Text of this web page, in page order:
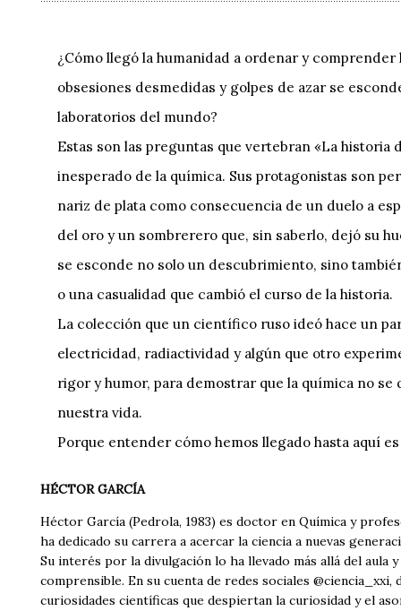
¿Cómo llegó la humanidad a ordenar y
obsesiones desmedidas y golpes de azar se
laboratorios del mundo?
Estas son las preguntas que vertebran «La
inesperado de la química. Sus protagonistas son
nariz de plata como consecuencia de un duelo a
del oro y un sombrerero que, sin saberlo, dejó su
se esconde no solo un descubrimiento, sino
o una casualidad que cambió el curso de la historia.
La colección que un científico ruso ideó hace un
electricidad, radiactividad y algún que otro
rigor y humor, para demostrar que la química no
nuestra vida.
Porque entender cómo hemos llegado hasta aquí
HÉCTOR GARCÍA
Héctor García (Pedrola, 1983) es doctor en Química y
ha dedicado su carrera a acercar la ciencia a nuevas
Su interés por la divulgación lo ha llevado más allá del aula
comprensible. En su cuenta de redes sociales
curiosidades científicas que despiertan la curiosidad y el